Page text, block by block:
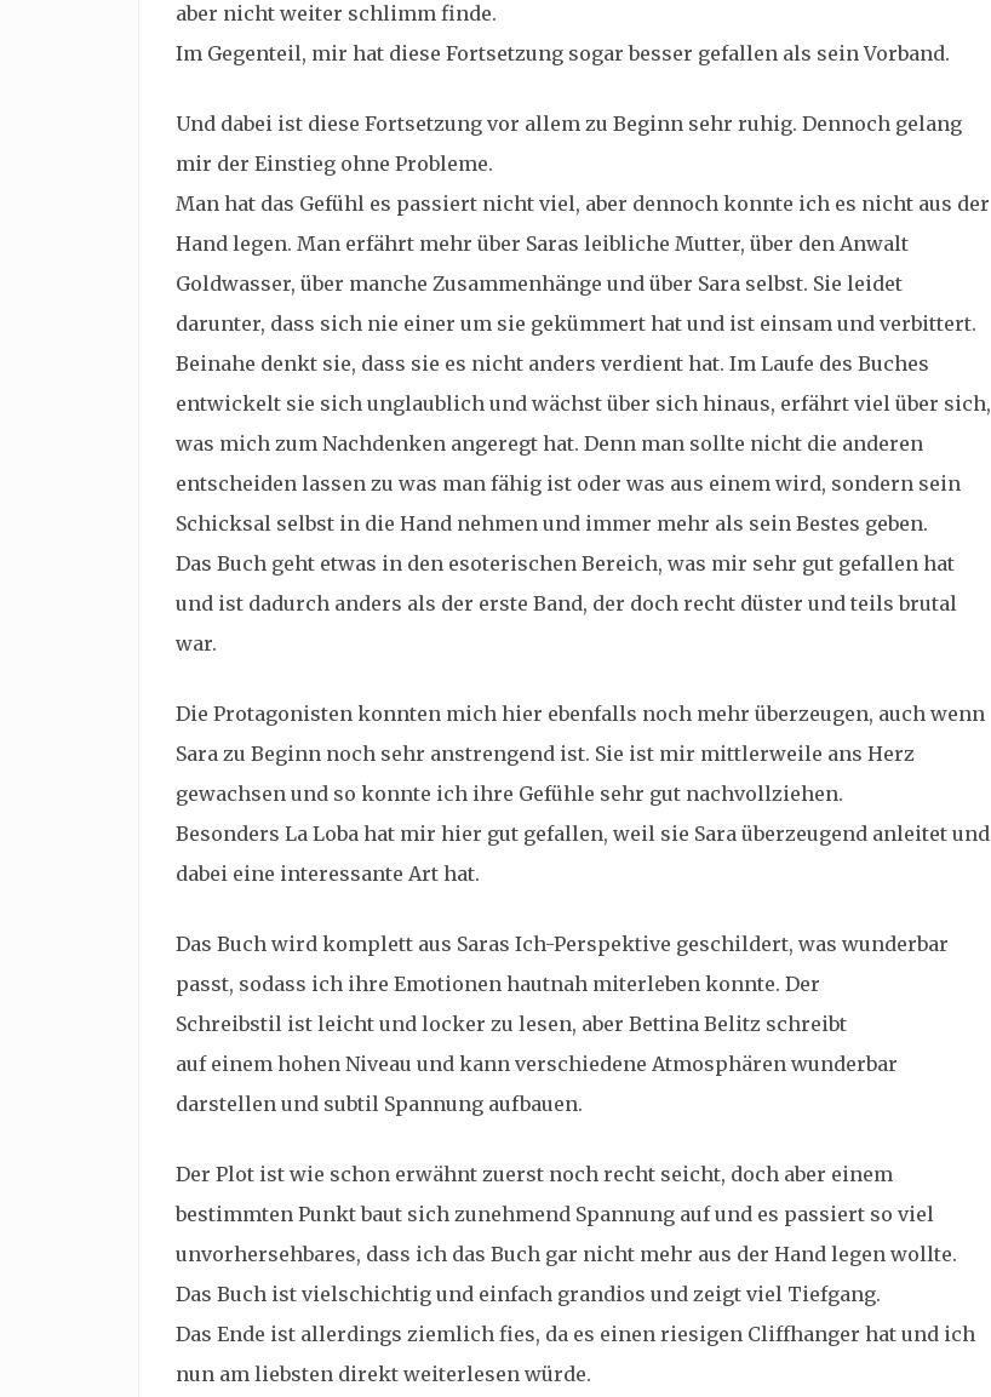
aber nicht weiter schlimm finde.
Im Gegenteil, mir hat diese Fortsetzung sogar besser gefallen als sein Vorband.
Und dabei ist diese Fortsetzung vor allem zu Beginn sehr ruhig. Dennoch gelang
mir der Einstieg ohne Probleme.
Man hat das Gefühl es passiert nicht viel, aber dennoch konnte ich es nicht aus der
Hand legen. Man erfährt mehr über Saras leibliche Mutter, über den Anwalt
Goldwasser, über manche Zusammenhänge und über Sara selbst. Sie leidet
darunter, dass sich nie einer um sie gekümmert hat und ist einsam und verbittert.
Beinahe denkt sie, dass sie es nicht anders verdient hat. Im Laufe des Buches
entwickelt sie sich unglaublich und wächst über sich hinaus, erfährt viel über sich,
was mich zum Nachdenken angeregt hat. Denn man sollte nicht die anderen
entscheiden lassen zu was man fähig ist oder was aus einem wird, sondern sein
Schicksal selbst in die Hand nehmen und immer mehr als sein Bestes geben.
Das Buch geht etwas in den esoterischen Bereich, was mir sehr gut gefallen hat
und ist dadurch anders als der erste Band, der doch recht düster und teils brutal
war.
Die Protagonisten konnten mich hier ebenfalls noch mehr überzeugen, auch wenn
Sara zu Beginn noch sehr anstrengend ist. Sie ist mir mittlerweile ans Herz
gewachsen und so konnte ich ihre Gefühle sehr gut nachvollziehen.
Besonders La Loba hat mir hier gut gefallen, weil sie Sara überzeugend anleitet und
dabei eine interessante Art hat.
Das Buch wird komplett aus Saras Ich-Perspektive geschildert, was wunderbar
passt, sodass ich ihre Emotionen hautnah miterleben konnte. Der
Schreibstil ist leicht und locker zu lesen, aber Bettina Belitz schreibt
auf einem hohen Niveau und kann verschiedene Atmosphären wunderbar
darstellen und subtil Spannung aufbauen.
Der Plot ist wie schon erwähnt zuerst noch recht seicht, doch aber einem
bestimmten Punkt baut sich zunehmend Spannung auf und es passiert so viel
unvorhersehbares, dass ich das Buch gar nicht mehr aus der Hand legen wollte.
Das Buch ist vielschichtig und einfach grandios und zeigt viel Tiefgang.
Das Ende ist allerdings ziemlich fies, da es einen riesigen Cliffhanger hat und ich
nun am liebsten direkt weiterlesen würde.